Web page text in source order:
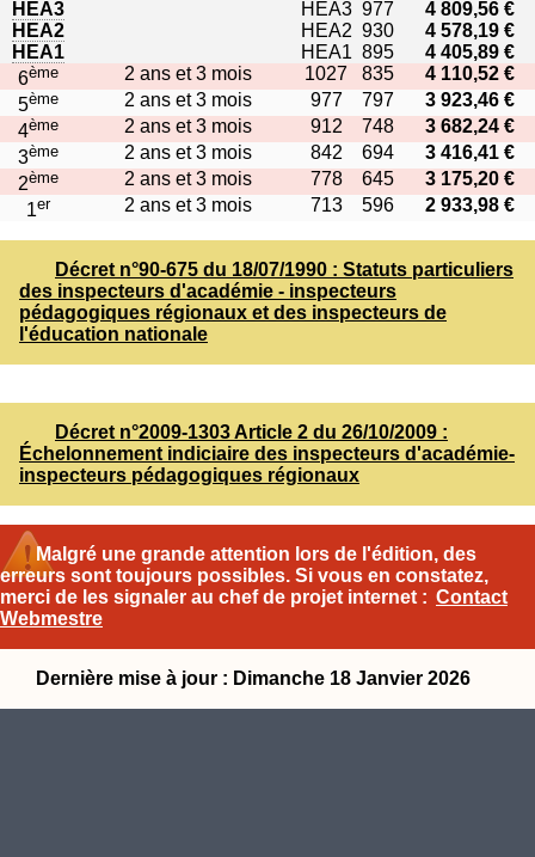
HEA3
HEA3 977
4 809,56 €
HEA2
HEA2 930
4 578,19 €
HEA1
HEA1 895
4 405,89 €
6ème 2 ans et 3 mois 1027 835
4 110,52 €
5ème 2 ans et 3 mois 977 797
3 923,46 €
4ème 2 ans et 3 mois 912 748
3 682,24 €
3ème 2 ans et 3 mois 842 694
3 416,41 €
2ème 2 ans et 3 mois 778 645
3 175,20 €
1er 2 ans et 3 mois 713 596 2 933,98 €
Décret n°90-675 du 18/07/1990 : Statuts particuliers
des inspecteurs d'académie - inspecteurs
pédagogiques régionaux et des inspecteurs de
l'éducation nationale
Décret n°2009-1303 Article 2 du 26/10/2009 :
Échelonnement indiciaire des inspecteurs d'académie-
inspecteurs pédagogiques régionaux
Malgré une grande attention lors de l'édition, des
erreurs sont toujours possibles. Si vous en constatez,
merci de les signaler au chef de projet internet : Contact
Webmestre
Dernière mise à jour : Dimanche 18 Janvier 2026